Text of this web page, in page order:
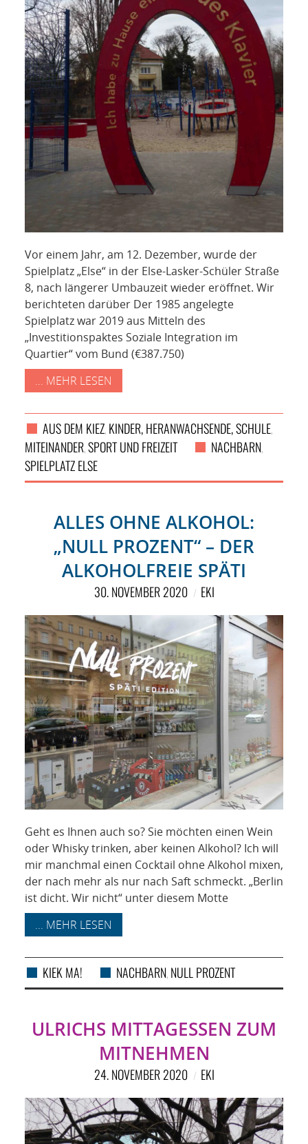
Vor einem Jahr, am 12. Dezember, wurde der
Spielplatz „Else“ in der Else-Lasker-Schüler Straße
8, nach längerer Umbauzeit wieder eröffnet. Wir
berichteten darüber Der 1985 angelegte
Spielplatz war 2019 aus Mitteln des
„Investitionspaktes Soziale Integration im
Quartier“ vom Bund (€387.750)
... MEHR LESEN
AUS DEM KIEZ, KINDER, HERANWACHSENDE, SCHULE,
MITEINANDER,SPORT UND FREIZEIT NACHBARN,
SPIELPLATZ ELSE
ALLES OHNE ALKOHOL:
„NULL PROZENT“ – DER
ALKOHOLFREIE SPÄTI
30. NOVEMBER 2020 EKI
Geht es Ihnen auch so? Sie möchten einen Wein
oder Whisky trinken, aber keinen Alkohol? Ich will
mir manchmal einen Cocktail ohne Alkohol mixen,
der nach mehr als nur nach Saft schmeckt. „Berlin
ist dicht. Wir nicht“ unter diesem Motte
... MEHR LESEN
KIEK MA! NACHBARN, NULL PROZENT
ULRICHS MITTAGESSEN ZUM
MITNEHMEN
24. NOVEMBER 2020 EKI